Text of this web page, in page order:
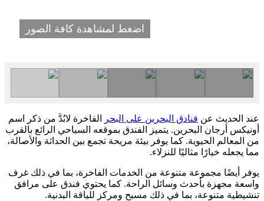
اضغط لمشاهدة كافة الصور
عند الحديث عن فنادق البحرين على البحر
الفاخرة لابُدَّ من ذكر اسم
أونيكس أرجان البحرين. يتميز الفندق بموقعه السياحي الرائع بالقرب
من المعالم الحيوية. كما يوفر بيئة مريحة تجمع بين الحداثة والأصالة،
مما يجعله خيارًا مثاليًا للنزلاء.
يوفر أيضًا مجموعة متنوعة من الخدمات الفاخرة، بما في ذلك غرف
واسعة مجهزة بأحدث وسائل الراحة. كما يحتوي فندق على مرافق
تنشيطية متنوعة، بما في ذلك مسبح ومركز للياقة البدنية.